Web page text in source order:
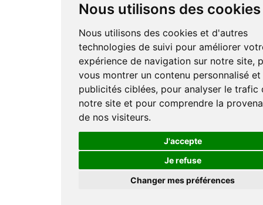
Nous utilisons des cookies
Nous utilisons des cookies et d'autres
technologies de suivi pour améliorer
expérience de navigation sur notre site,
vous montrer un contenu personnalisé et
publicités ciblées, pour analyser le trafic
notre site et pour comprendre la
de nos visiteurs.
J'accepte
Je refuse
Changer mes préférences